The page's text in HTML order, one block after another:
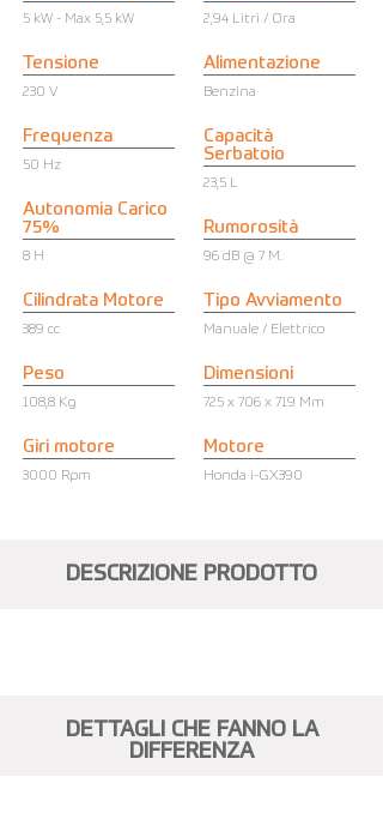
5 kW - Max 5,5 kW
Tensione
230 V
Frequenza
50 Hz
Autonomia Carico
75%
8 H
Cilindrata Motore
389 cc
Peso
108,8 Kg
Giri motore
3000 Rpm
2,94 Litri / Ora
Alimentazione
Benzina
Capacità
Serbatoio
23,5 L
Rumorosità
96 dB @ 7 M.
Tipo Avviamento
Manuale / Elettrico
Dimensioni
725 x 706 x 719 Mm
Motore
Honda i-GX390
DESCRIZIONE PRODOTTO
DETTAGLI CHE FANNO LA
DIFFERENZA